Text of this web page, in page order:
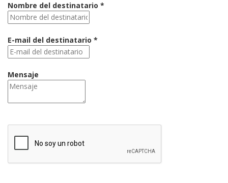
Nombre del destinatario *
E-mail del destinatario *
Mensaje